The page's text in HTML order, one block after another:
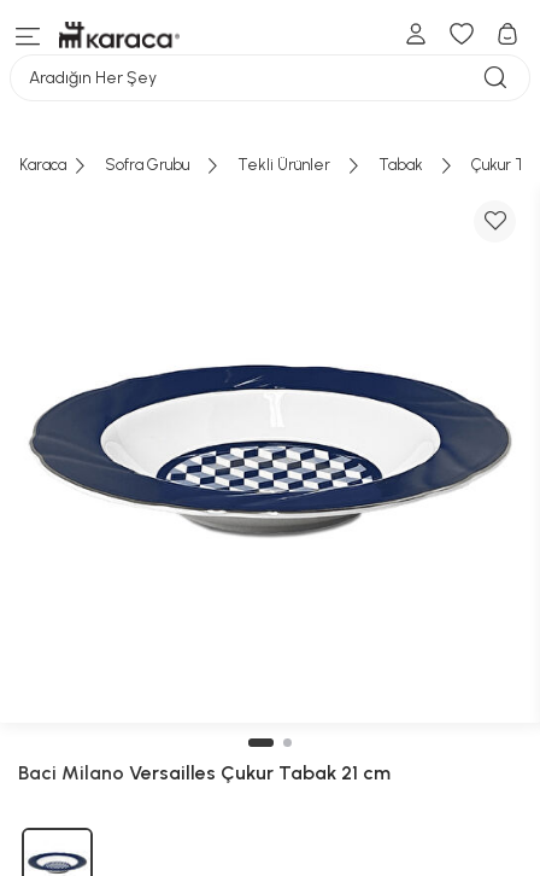
Aradığın Her Şey
Karaca Sofra Grubu Tekli Ürünler Tabak Çukur
Baci Milano Versailles Çukur Tabak 21 cm